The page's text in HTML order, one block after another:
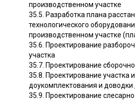
производственном участке
35.5. Разработка плана
технологического
производственном участке
35.6. Проектирование
участка
35.7. Проектирование
35.8. Проектирование участка
доукомплектования и доводки
35.9. Проектирование